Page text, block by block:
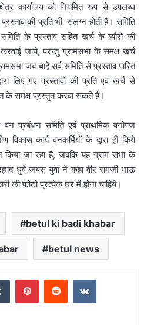
कार्यालय को नियमित रूप से उपलब्ध
की प्रति भी संलग्न होती है। समिति
के प्रस्ताव सहित खर्च के ब्यौरो की
जाये, परन्तु ग्रामसभा के समक्ष खर्च
जब चाहे सर्व समिति से प्रस्ताव पारित
लिए गए प्रस्तावों की प्रति एवं खर्च से
के समक्ष प्रस्तुत करवा सकते है।
प्रबंधन समिति एवं प्राथमिक वनोपज
कार्य वनकर्मियों के द्वारा ही किये
किया जा रहा है, जबकि यह ग्राम सभा के
धुर्वे जयस युवा ने कहा वीर रामजी भाऊ
की फोटो प्रत्येक घर में होना चाहिये।
betul ki badi khabar
betul news